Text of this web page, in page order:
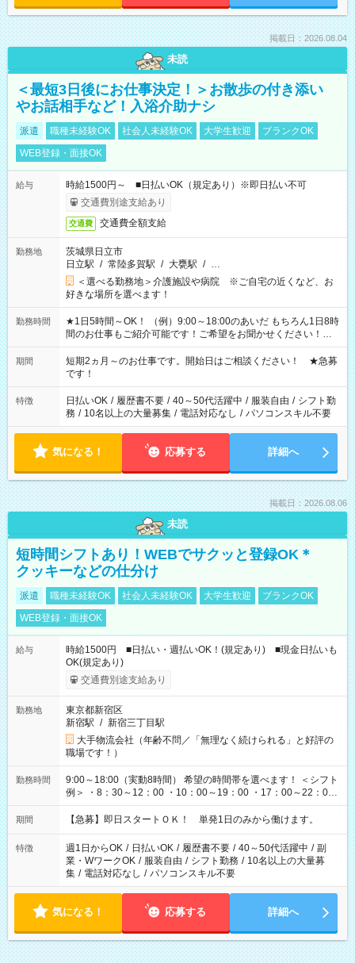
掲載日：2026.08.04
未読
＜最短3日後にお仕事決定！＞お散歩の付き添い
やお話相手など！入浴介助ナシ
派遣 職種未経験OK 社会人未経験OK 大学生歓迎
ブランクOK
WEB登録・面接OK
給与
時給1500円～ ■日払いOK（規定あり）※即日払い不可
交通費別途支給あり
交通費 交通費全額支給
勤務地
茨城県日立市
日立駅 / 常陸多賀駅 / 大甕駅 / …
＜選べる勤務地＞介護施設や病院 ※ご自宅の近くなど、お
好きな場所を選べます！
勤務時間
★1日5時間～OK！ （例）9:00～18:00のあいだ もちろん1日8時
間のお仕事もご紹介可能です！ご希望をお聞かせください！★
家庭の都合でお休みが必要な場合も遠慮なくご相談ください。
※週最低15時間以上の勤務が必要です
期間
短期2ヵ月～のお仕事です。開始日はご相談ください！ ★急募
です！
特徴 日払いOK / 履歴書不要 / 40～50代活躍中 / 服装自由 / シフト勤
務 / 10名以上の大量募集 / 電話対応なし / パソコンスキル不要
気になる！ 応募する 詳細へ
掲載日：2026.08.06
未読
短時間シフトあり！WEBでサクッと登録OK＊
クッキーなどの仕分け
派遣 職種未経験OK 社会人未経験OK 大学生歓迎
ブランクOK
WEB登録・面接OK
給与
時給1500円 ■日払い・週払いOK！(規定あり) ■現金日払いも
OK(規定あり)
交通費別途支給あり
勤務地
東京都新宿区
新宿駅 / 新宿三丁目駅
大手物流会社（年齢不問／「無理なく続けられる」と好評の
職場です！）
勤務時間
9:00～18:00（実動8時間） 希望の時間帯を選べます！ ＜シフト
例＞ ・8：30～12：00 ・10：00～19：00 ・17：00～22：00
・13：00～22：00 ・22：00～翌6：00 など
期間 【急募】即日スタートＯＫ！ 単発1日のみから働けます。
特徴 週1日からOK / 日払いOK / 履歴書不要 / 40～50代活躍中 / 副
業・WワークOK / 服装自由 / シフト勤務 / 10名以上の大量募
集 / 電話対応なし / パソコンスキル不要
気になる！ 応募する 詳細へ